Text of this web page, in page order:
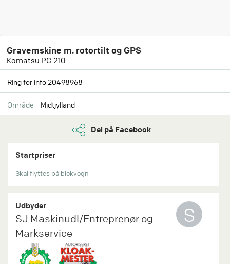
Gravemskine m. rotortilt og GPS
Komatsu PC 210
Ring for info 20498968
Område Midtjylland
Del på Facebook
Startpriser
Skal flyttes på blokvogn
Udbyder
SJ Maskinudl/Entreprenør og
Markservice
S